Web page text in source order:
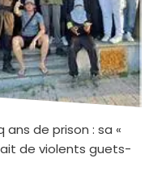
de prison : sa «
de violents guets-